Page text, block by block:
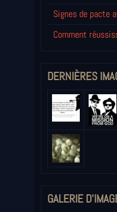
Signes de pacte
Comment
DERNIÈRES
GALERIE